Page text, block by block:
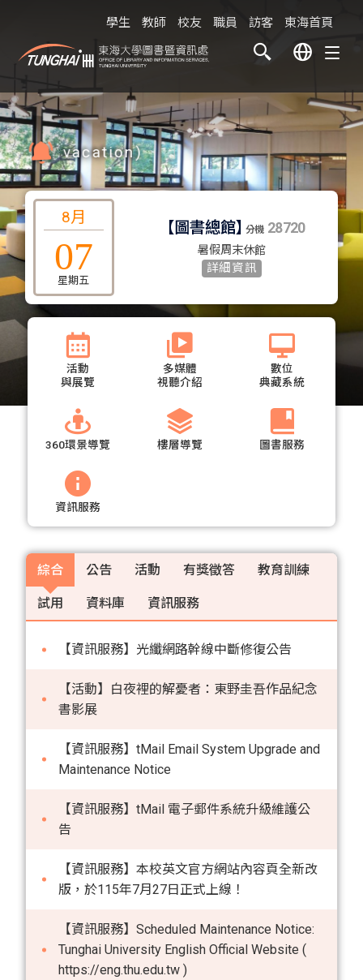
學生 教師 校友 職員 訪客 東海首頁
vacation) ｜
8月
07
星期五
【圖書總館】分機 28720
暑假周末休館
詳細資訊
活動
與展覽
多媒體
視聽介紹
數位
典藏系統
360環景導覽 樓層導覽 圖書服務
資訊服務
綜合 公告 活動 有獎徵答 教育訓練
試用 資料庫 資訊服務
【資訊服務】光纖網路幹線中斷修復公告
【活動】白夜裡的解憂者：東野圭吾作品紀念
書影展
【資訊服務】tMail Email System Upgrade and
Maintenance Notice
【資訊服務】tMail 電子郵件系統升級維護公
告
【資訊服務】本校英文官方網站內容頁全新改
版，於115年7月27日正式上線！
【資訊服務】Scheduled Maintenance Notice:
Tunghai University English Official Website (
https://eng.thu.edu.tw )